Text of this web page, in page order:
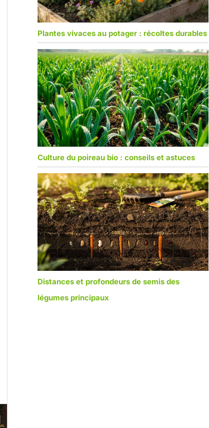
Plantes vivaces au potager : récoltes durables
Culture du poireau bio : conseils et astuces
Distances et profondeurs de semis des
légumes principaux